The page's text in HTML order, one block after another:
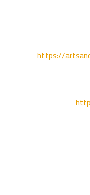
https://